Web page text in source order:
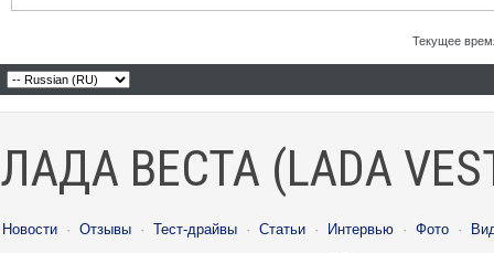
Текущее
ЛАДА ВЕСТА (LADA
Новости · Отзывы · Тест-драйвы · Статьи · Интервью · Фото ·